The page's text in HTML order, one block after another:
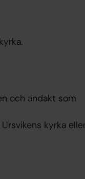
och andakt som
kyrka